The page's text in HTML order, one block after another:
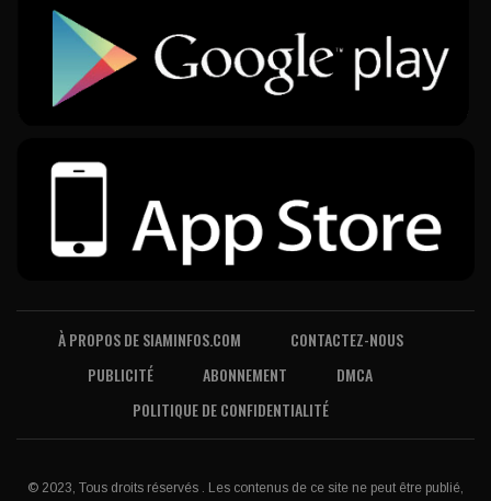
À PROPOS DE SIAMINFOS.COM
CONTACTEZ-NOUS
PUBLICITÉ
ABONNEMENT
DMCA
POLITIQUE DE CONFIDENTIALITÉ
© 2023, Tous droits réservés . Les contenus de ce site ne peut être publié,